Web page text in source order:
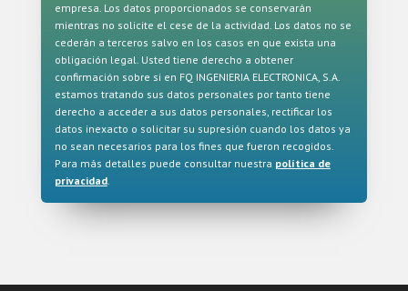
empresa. Los datos proporcionados se conservarán
mientras no solicite el cese de la actividad. Los datos no se
cederán a terceros salvo en los casos en que exista una
obligación legal. Usted tiene derecho a obtener
confirmación sobre si en FQ INGENIERIA ELECTRONICA, S.A.
estamos tratando sus datos personales por tanto tiene
derecho a acceder a sus datos personales, rectificar los
datos inexacto o solicitar su supresión cuando los datos ya
no sean necesarios para los fines que fueron recogidos.
Para más detalles puede consultar nuestra política de
privacidad.